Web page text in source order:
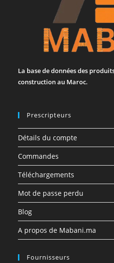
La base de données des
construction au Maroc.
Prescripteurs
Détails du compte
Commandes
Téléchargements
Mot de passe perdu
Blog
A propos de Mabani.ma
Fournisseurs